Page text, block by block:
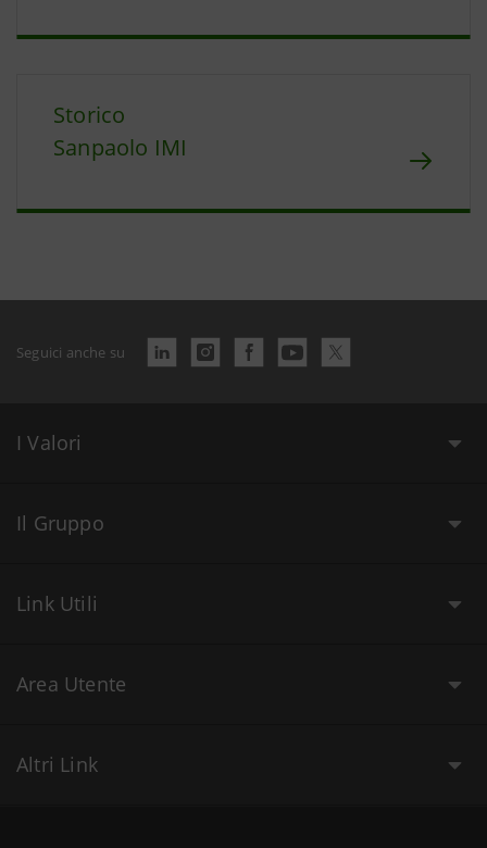
Storico
Sanpaolo IMI
Seguici anche su
I Valori
Il Gruppo
Link Utili
Area Utente
Altri Link